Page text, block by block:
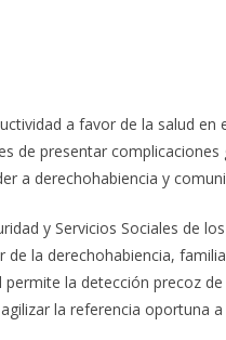
a favor de la salud en
de presentar
a derechohabiencia y
y Servicios Sociales de
la derechohabiencia,
la detección precoz
la referencia oportuna a